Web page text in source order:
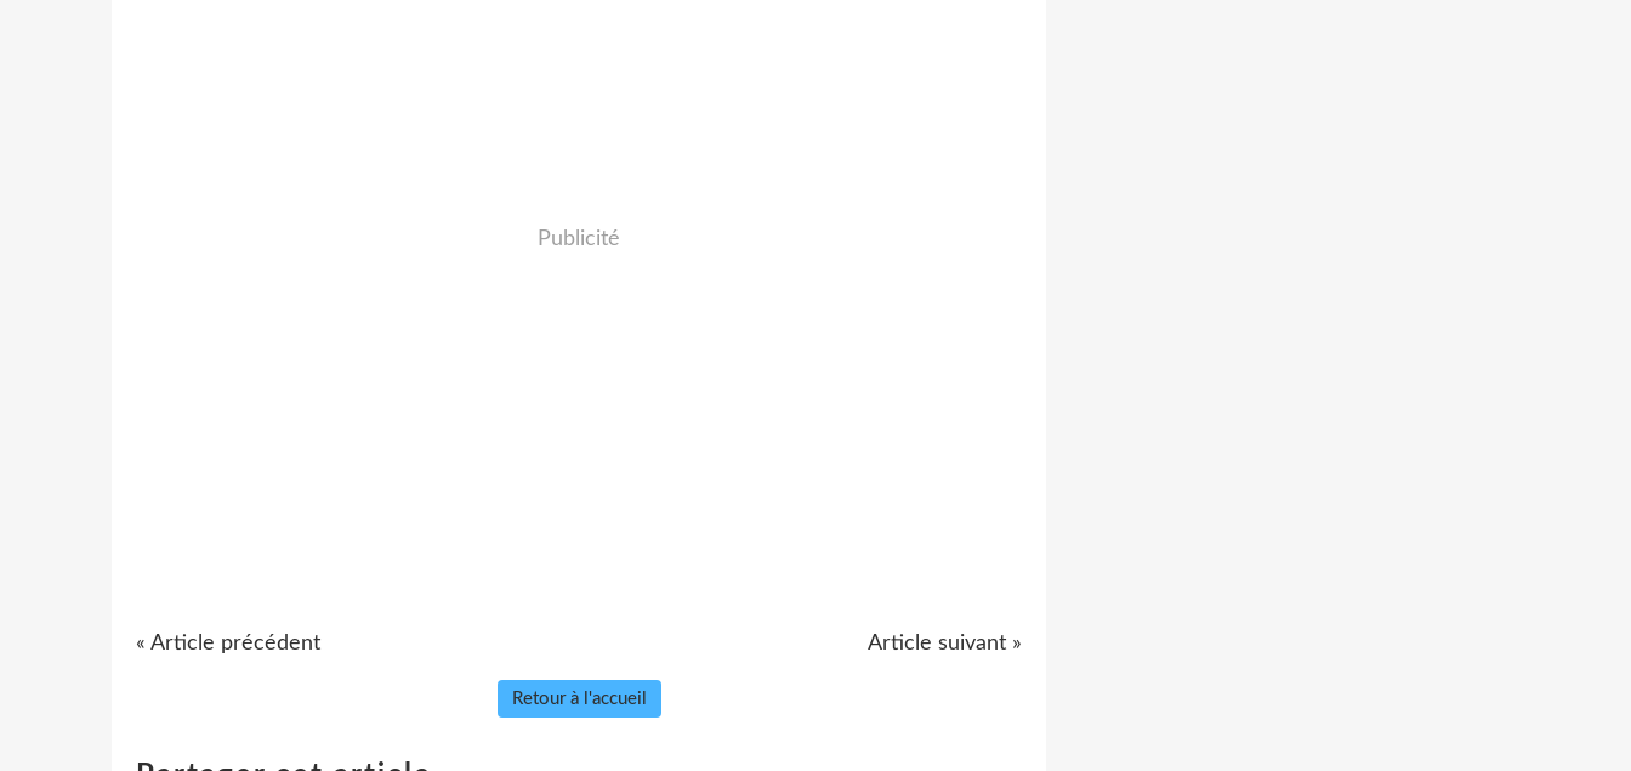
Publicité
« Article précédent Article suivant »
Retour à l'accueil